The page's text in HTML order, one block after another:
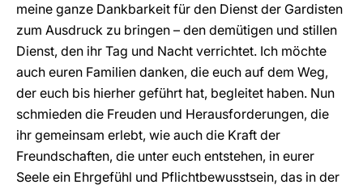
meine ganze Dankbarkeit für den Dienst der Gardisten
zum Ausdruck zu bringen – den demütigen und stillen
Dienst, den ihr Tag und Nacht verrichtet. Ich möchte
auch euren Familien danken, die euch auf dem Weg,
der euch bis hierher geführt hat, begleitet haben. Nun
schmieden die Freuden und Herausforderungen, die
ihr gemeinsam erlebt, wie auch die Kraft der
Freundschaften, die unter euch entstehen, in eurer
Seele ein Ehrgefühl und Pflichtbewusstsein, das in der